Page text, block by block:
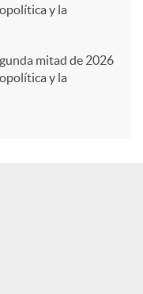
y la
mitad de 2026
y la